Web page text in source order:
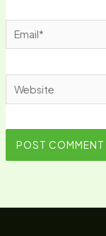
Email*
Website